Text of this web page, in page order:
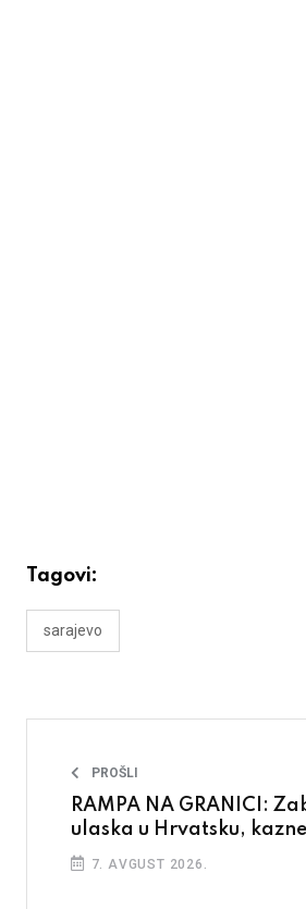
Tagovi:
sarajevo
PROŠLI
RAMPA NA GRANICI:
ulaska u Hrvatsku,
7. AVGUST 2026.